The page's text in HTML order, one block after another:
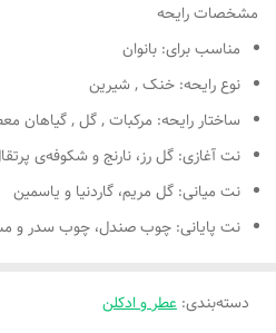
مشخصات رایحه
مناسب برای: بانوان
نوع رایحه: خنک , شیرین
ساختار رایحه: مرکبات , گل , گیاهان
نت آغازی: گل رز، نارنج و شکوفه‌ی
نت میانی: گل مریم، گاردنیا و یاسمین
نت پایانی: چوب صندل، چوب سدر و
دسته‌بندی: عطر و ادکلن